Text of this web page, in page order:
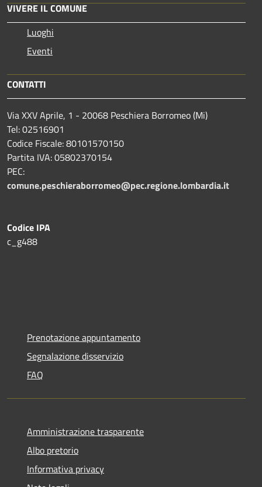
VIVERE IL COMUNE
Luoghi
Eventi
CONTATTI
Via XXV Aprile, 1 - 20068 Peschiera Borromeo (Mi)
Tel: 02516901
Codice Fiscale: 80101570150
Partita IVA: 05802370154
PEC:
comune.peschieraborromeo@pec.regione.lombardia.it
Codice IPA
c_g488
Prenotazione appuntamento
Segnalazione disservizio
FAQ
Amministrazione trasparente
Albo pretorio
Informativa privacy